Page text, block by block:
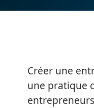
Créer une
une pratique